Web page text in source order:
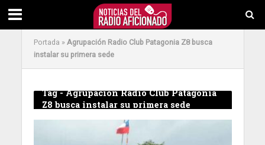
Portada »Agrupación Radio Club Patagonia Z8 busca
instalar su primera sede
Tag - Agrupación Radio Club Patagonia
Z8 busca instalar su primera sede